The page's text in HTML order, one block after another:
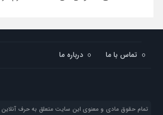
تماس با ما درباره ما
تمام حقوق مادی و معنوی این سایت متعلق به حرف آنلاین